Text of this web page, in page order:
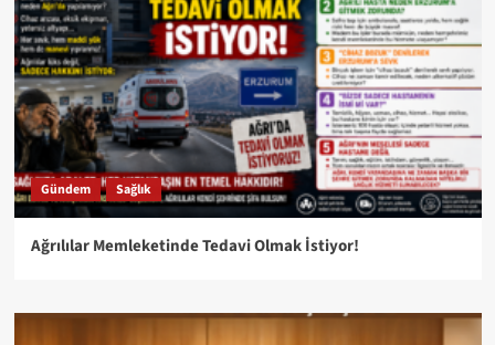
Gündem Sağlık
Ağrılılar Memleketinde Tedavi Olmak İstiyor!